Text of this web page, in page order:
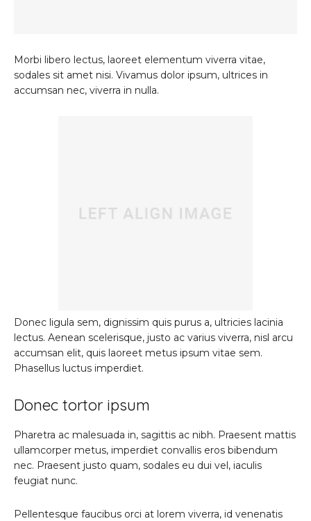
Morbi libero lectus, laoreet elementum viverra vitae,
sodales sit amet nisi. Vivamus dolor ipsum, ultrices in
accumsan nec, viverra in nulla.
Donec ligula sem, dignissim quis purus a, ultricies lacinia
lectus. Aenean scelerisque, justo ac varius viverra, nisl arcu
accumsan elit, quis laoreet metus ipsum vitae sem.
Phasellus luctus imperdiet.
Donec tortor ipsum
Pharetra ac malesuada in, sagittis ac nibh. Praesent mattis
ullamcorper metus, imperdiet convallis eros bibendum
nec. Praesent justo quam, sodales eu dui vel, iaculis
feugiat nunc.
Pellentesque faucibus orci at lorem viverra, id venenatis